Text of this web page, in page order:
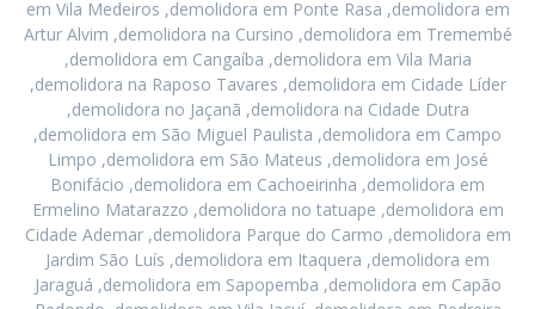
em Vila Medeiros ,demolidora em Ponte Rasa ,demolidora em
Artur Alvim ,demolidora na Cursino ,demolidora em Tremembé
,demolidora em Cangaíba ,demolidora em Vila Maria
,demolidora na Raposo Tavares ,demolidora em Cidade Líder
,demolidora no Jaçanã ,demolidora na Cidade Dutra
,demolidora em São Miguel Paulista ,demolidora em Campo
Limpo ,demolidora em São Mateus ,demolidora em José
Bonifácio ,demolidora em Cachoeirinha ,demolidora em
Ermelino Matarazzo ,demolidora no tatuape ,demolidora em
Cidade Ademar ,demolidora Parque do Carmo ,demolidora em
Jardim São Luís ,demolidora em Itaquera ,demolidora em
Jaraguá ,demolidora em Sapopemba ,demolidora em Capão